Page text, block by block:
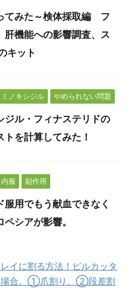
てみた～検体採取編 フ
肝機能への影響調査、ス
キット
ミノキシジル やめられない問題
ジル・フィナステリドの
を計算してみた！
内服 副作用
服用でもう献血できなく
シアが影響。
イに割る方法！ピルカッタ
場合。①爪割り、②段差割